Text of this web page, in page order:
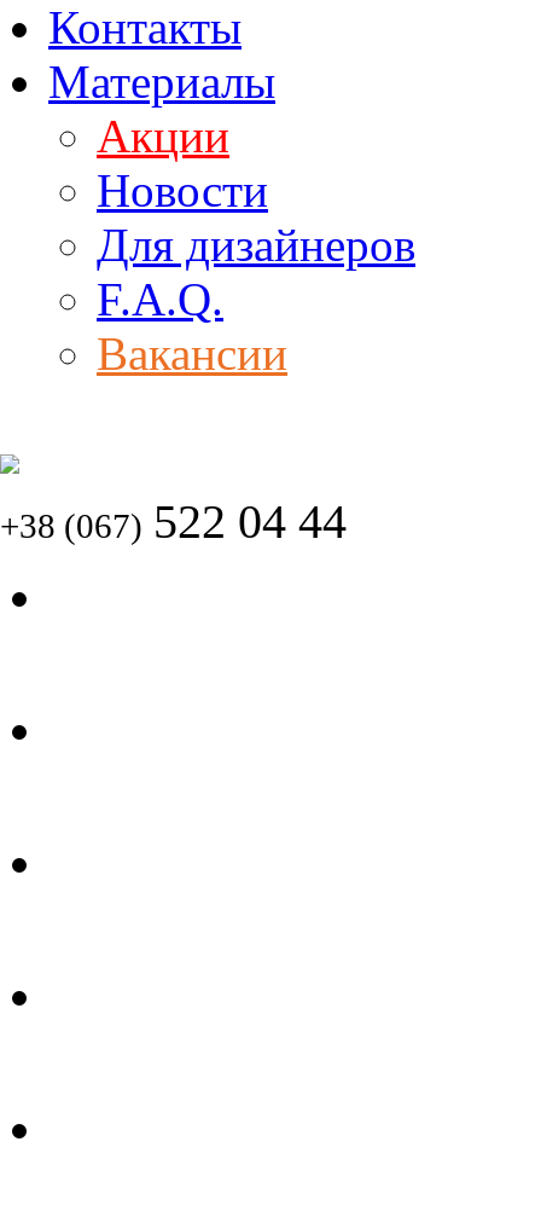
Контакты
Материалы
Акции
Новости
Для дизайнеров
F.A.Q.
Вакансии
+38 (067) 522 04 44